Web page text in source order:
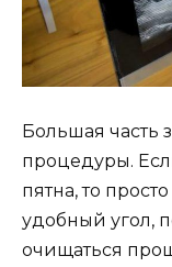
Большая часть
процедуры.
пятна, то
удобный угол,
очищаться